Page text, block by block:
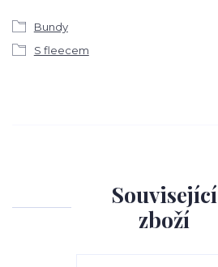
Bundy
S fleecem
Související
zboží